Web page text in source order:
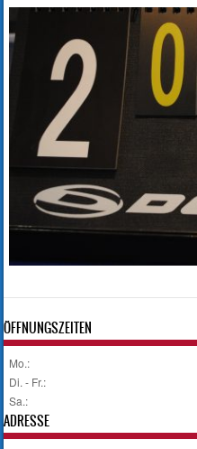
ÖFFNUNGSZEITEN
Mo.:
Di. - Fr.:
Sa.:
ADRESSE